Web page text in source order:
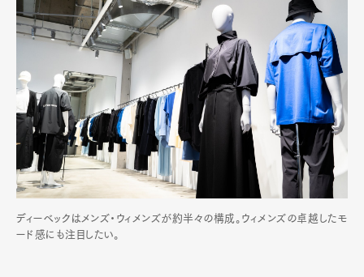
ディーベックはメンズ・ウィメンズが約半々の構成。ウィメンズの卓越したモ
ード感にも注目したい。